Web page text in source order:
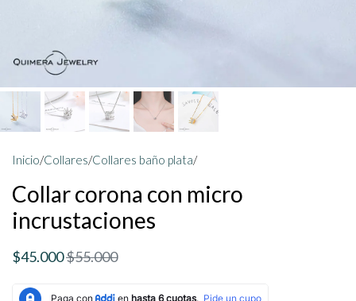
Inicio/Collares/Collares baño plata/
Collar corona con micro
incrustaciones
$45.000$55.000